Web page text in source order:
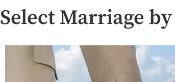
Select Marriage